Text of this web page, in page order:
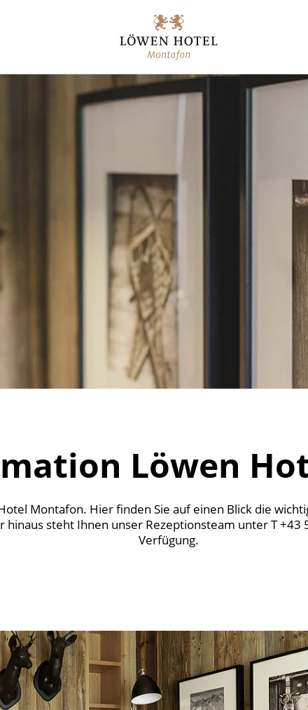
Löwen
Montafon. Hier finden Sie auf einen Blick die
hinaus steht Ihnen unser Rezeptionsteam unter T +43
Verfügung.